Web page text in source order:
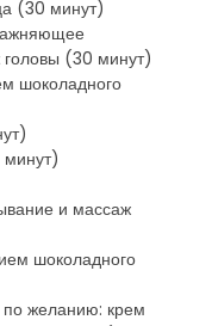
(30 минут)
(30 минут)
шоколадного
и массаж
шоколадного
желанию: крем